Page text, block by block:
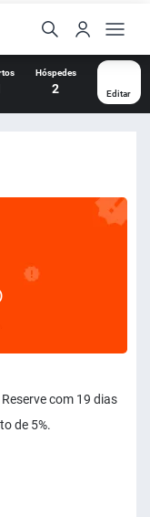
Hóspedes
2 Editar
com 19 dias
de 5%.